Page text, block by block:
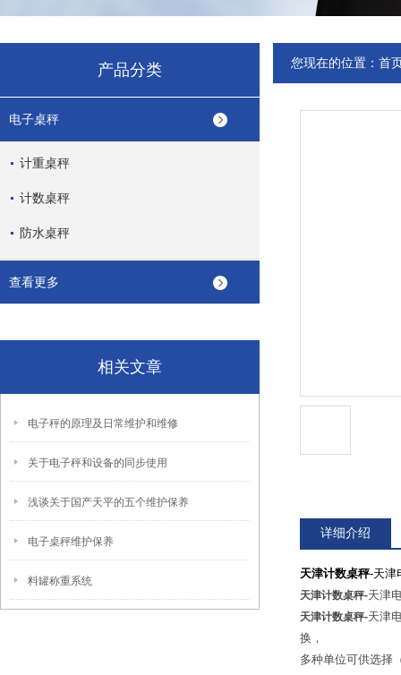
产品分类
电子桌秤
计重桌秤
计数桌秤
防水桌秤
查看更多
相关文章
电子秤的原理及日常维护和维修
关于电子秤和设备的同步使用
浅谈关于国产天平的五个维护保养
电子桌秤维护保养
料罐称重系统
您现在的位置： 首
详细介绍
天津计数桌秤-天津
天津计数桌秤-天津
天津计数桌秤-天津
换，
多种单位可供选择